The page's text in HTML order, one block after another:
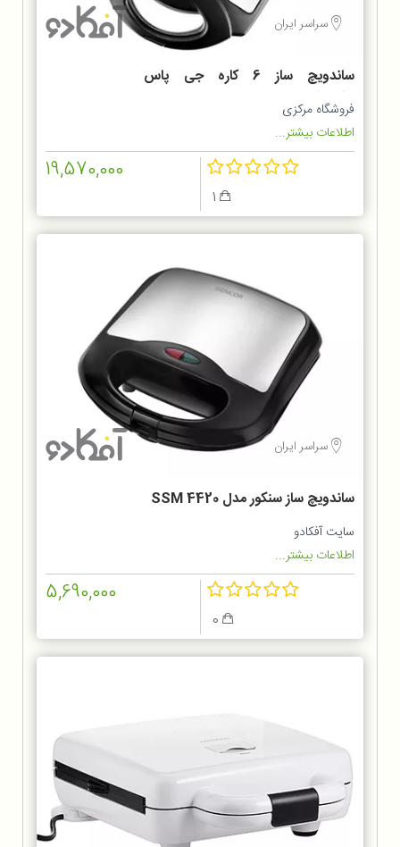
سراسر ایران
ساندویچ ساز 6 کاره جی پاس
GSM36528
فروشگاه مرکزی
اطلاعات بیشتر...
19,570,000
سراسر ایران
ساندویچ ساز سنکور مدل SSM 4420
سایت آفکادو
اطلاعات بیشتر...
5,690,000